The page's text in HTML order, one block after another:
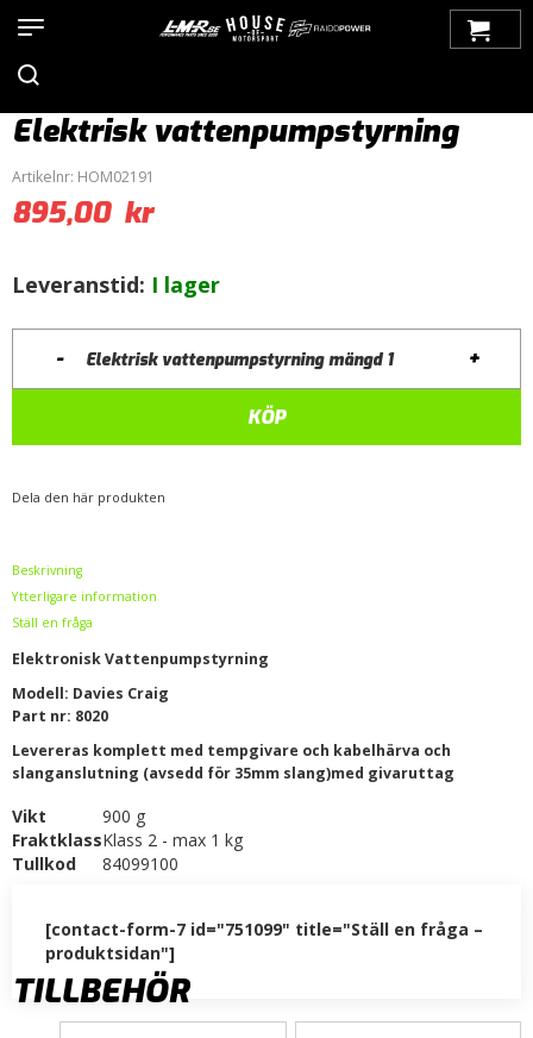
Vattenpumpar,
Davies Craig
Elektrisk vattenpumpstyrning
Artikelnr: HOM02191
895,00 kr
Leveranstid: I lager
- Elektrisk vattenpumpstyrning mängd +
KÖP
Dela den här produkten
Beskrivning
Ytterligare information
Ställ en fråga
Elektronisk Vattenpumpstyrning
Modell: Davies Craig
Part nr: 8020
Levereras komplett med tempgivare och kabelhärva och
slanganslutning (avsedd för 35mm slang)med givaruttag
Vikt
900 g
FraktklassKlass 2 - max 1 kg
Tullkod
84099100
[contact-form-7 id="751099" title="Ställ en fråga –
produktsidan"]
TILLBEHÖR